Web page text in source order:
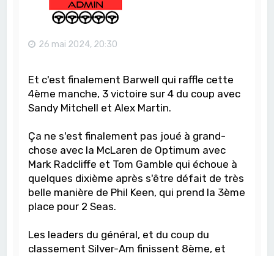
26 mai 2024, 20:30
Et c'est finalement Barwell qui raffle cette
4ème manche, 3 victoire sur 4 du coup avec
Sandy Mitchell et Alex Martin.
Ça ne s'est finalement pas joué à grand-
chose avec la McLaren de Optimum avec
Mark Radcliffe et Tom Gamble qui échoue à
quelques dixième après s'être défait de très
belle manière de Phil Keen, qui prend la 3ème
place pour 2 Seas.
Les leaders du général, et du coup du
classement Silver-Am finissent 8ème, et